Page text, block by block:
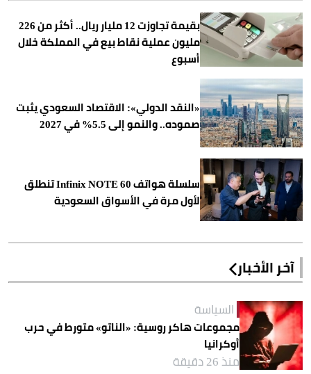
بقيمة تجاوزت 12 مليار ريال.. أكثر من 226
مليون عملية نقاط بيع في المملكة خلال
أسبوع
«النقد الدولي»: الاقتصاد السعودي يثبت
صموده.. والنمو إلى 5.5% في 2027
سلسلة هواتف Infinix NOTE 60 تنطلق
لأول مرة في الأسواق السعودية
آخر الأخبار
السياسة
مجموعات هاكر روسية: «الناتو» متورط في حرب
أوكرانيا
منذ 26 دقيقة